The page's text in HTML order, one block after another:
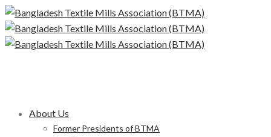
About Us
Former Presidents of BTMA